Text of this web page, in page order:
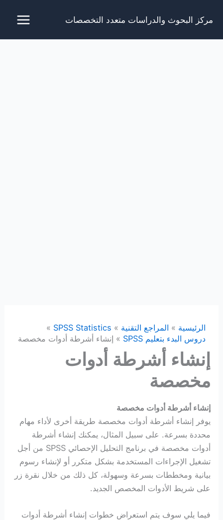
مركز البحوث والدراسات متعدد التخصصات
الرئيسية المراجع التقنية
SPSS Statistics
دروس البدء بتعليم SPSS
إنشاء أشرطة أدوات مخصصة
إنشاء أشرطة أدوات
مخصصة
إنشاء أشرطة أدوات مخصصة
يوفر إنشاء أشرطة أدوات مخصصة طريقة أخرى لأداء مهام
محددة بسرعة. على سبيل المثال، يمكنك إنشاء أشرطة
أدوات مخصصة في برنامج التحليل الإحصائي SPSS من أجل
تشغيل الإجراءات المستخدمة بشكل متكرر أو لإنشاء رسوم
بيانية ومخططات بسرعة وسهولة، كل ذلك من خلال نقرة زر
على شريط الأدوات المخصص الجديد.
فيما يلي سوف يتم استعراض خطوات إنشاء أشرطة أدوات